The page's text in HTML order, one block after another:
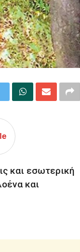
και εσωτερική
και